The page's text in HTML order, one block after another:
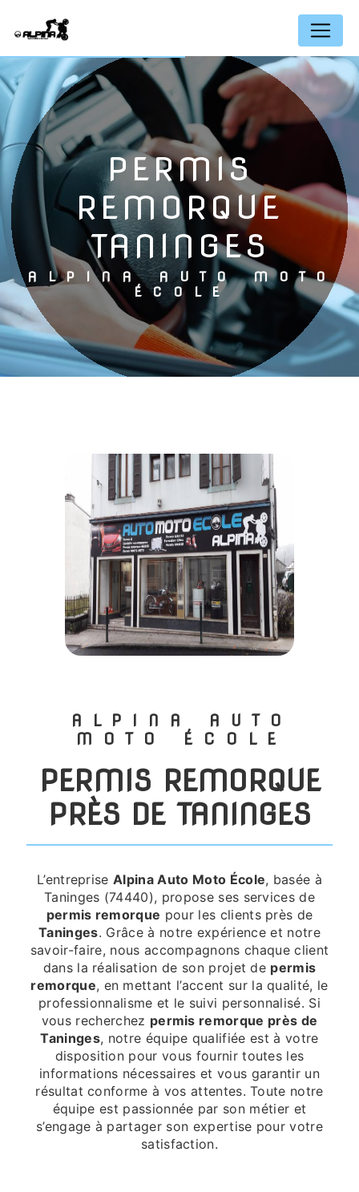
PERMIS
REMORQUE
TANINGES
ALPINA AUTO MOTO
ÉCOLE
ALPINA AUTO
MOTO ÉCOLE
PERMIS REMORQUE
PRÈS DE TANINGES
L’entrepriseAlpina Auto Moto École, basée à
Taninges (74440), propose ses services de
permis remorque pour les clients près de
Taninges. Grâce à notre expérience et notre
savoir-faire, nous accompagnons chaque client
dans la réalisation de son projet de permis
remorque, en mettant l’accent sur la qualité, le
professionnalisme et le suivi personnalisé. Si
vous recherchez permis remorque près de
Taninges, notre équipe qualifiée est à votre
disposition pour vous fournir toutes les
informations nécessaires et vous garantir un
résultat conforme à vos attentes. Toute notre
équipe est passionnée par son métier et
s’engage à partager son expertise pour votre
satisfaction.